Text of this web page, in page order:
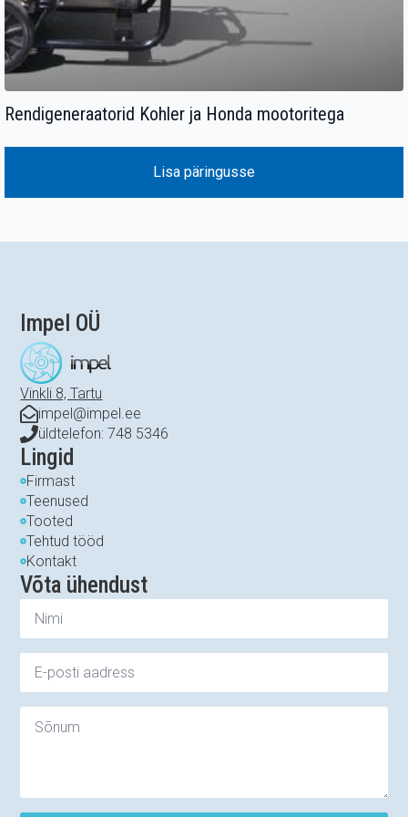
Rendigeneraatorid Kohler ja Honda mootoritega
Lisa päringusse
Impel OÜ
Vinkli 8, Tartu
impel@impel.ee
üldtelefon: 748 5346
Lingid
Firmast
Teenused
Tooted
Tehtud tööd
Kontakt
Võta ühendust